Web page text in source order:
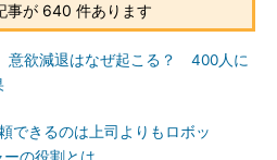
事が 640 件あります
意欲減退はなぜ起こる？ 400人に
できるのは上司よりもロボッ